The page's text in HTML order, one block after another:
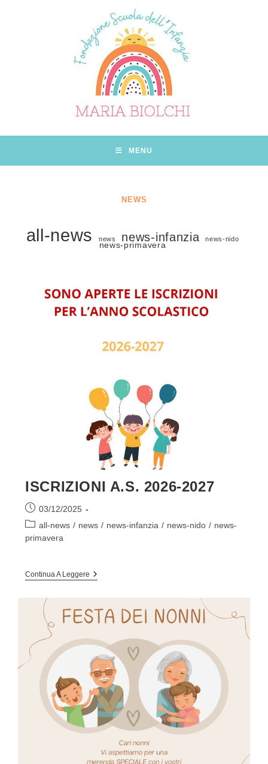
MENU
NEWS
all-news news news-infanzia news-nido
news-primavera
ISCRIZIONI A.S. 2026-2027
Articolo
pubblicato:
03/12/2025
Categoria
dell'articolo:
all-news / news / news-infanzia / news-nido / news-
primavera
Continua A Leggere ISCRIZIONI